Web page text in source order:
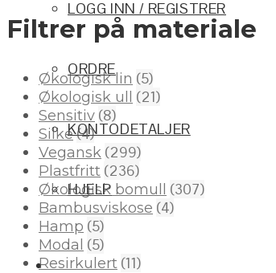
LOGG INN / REGISTRER
ORDRE
KONTODETALJER
HJELP
Filtrer på materiale
Økologisk lin (5)
Økologisk ull (21)
Sensitiv (8)
Silke(4)
Vegansk (299)
Plastfritt (236)
Økologisk bomull (307)
Bambusviskose (4)
Hamp (5)
Modal (5)
Resirkulert (11)